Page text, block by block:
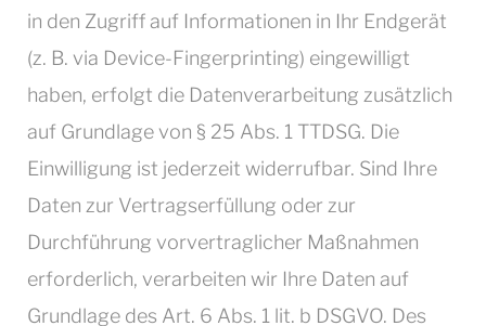
in den Zugriff auf Informationen in Ihr Endgerät
(z. B. via Device-Fingerprinting) eingewilligt
haben, erfolgt die Datenverarbeitung zusätzlich
auf Grundlage von § 25 Abs. 1 TTDSG. Die
Einwilligung ist jederzeit widerrufbar. Sind Ihre
Daten zur Vertragserfüllung oder zur
Durchführung vorvertraglicher Maßnahmen
erforderlich, verarbeiten wir Ihre Daten auf
Grundlage des Art. 6 Abs. 1 lit. b DSGVO. Des